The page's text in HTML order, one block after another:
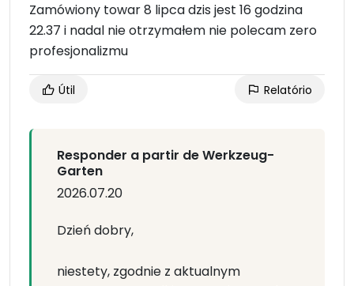
Zamówiony towar 8 lipca dzis jest 16 godzina
22.37 i nadal nie otrzymałem nie polecam zero
profesjonalizmu
Útil Relatório
Responder a partir de Werkzeug-
Garten
2026.07.20
Dzień dobry,
niestety, zgodnie z aktualnym